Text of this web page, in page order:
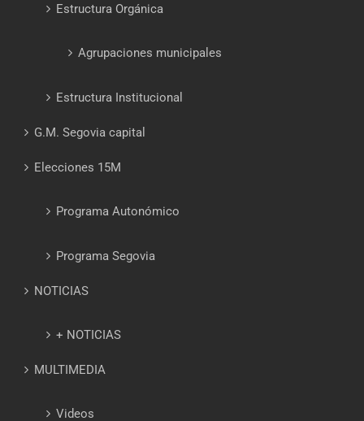
Estructura Orgánica
Agrupaciones municipales
Estructura Institucional
G.M. Segovia capital
Elecciones 15M
Programa Autonómico
Programa Segovia
NOTICIAS
+ NOTICIAS
MULTIMEDIA
Videos